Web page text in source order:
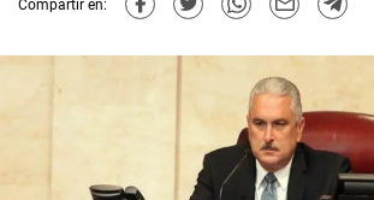
Compartir en: